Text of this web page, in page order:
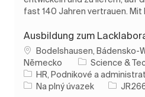
fast 140 Jahren vertrauen. Mit
Ausbildung zum
Umístění
Bodelshausen, Bádensko-
Německo
Science &
Kategorie
HR, Podnikové a
Typ úlohy
Na plný úvazek ID úlohy